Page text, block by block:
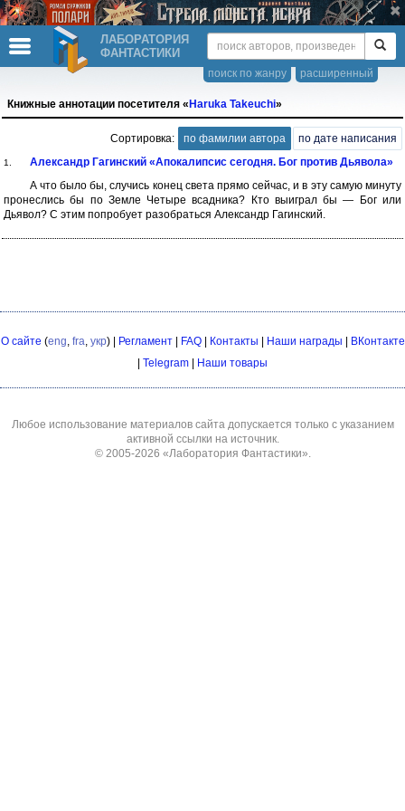
ЛАБОРАТОРИЯ
ФАНТАСТИКИ
расширенный
поиск по жанру
Книжные аннотации посетителя « Haruka Takeuchi»
Сортировка: по фамилии автора по дате написания
1.
Александр Гагинский «Апокалипсис сегодня. Бог против Дьявола»
А что было бы, случись конец света прямо сейчас, и в эту самую минуту
пронеслись бы по Земле Четыре всадника? Кто выиграл бы — Бог или
Дьявол? С этим попробует разобраться Александр Гагинский.
О сайте (eng, fra, укр) | Регламент| FAQ| Контакты Наши награды
ВКонтакте
Telegram Наши товары
Любое использование материалов сайта допускается только с указанием
активной ссылки на источник.
© 2005-2026 «Лаборатория Фантастики».